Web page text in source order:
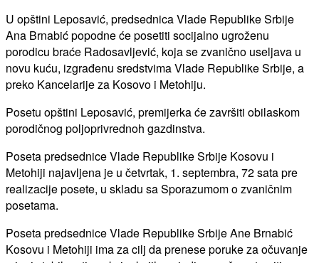
U opštini Leposavić, predsednica Vlade Republike Srbije
Ana Brnabić popodne će posetiti socijalno ugroženu
porodicu braće Radosavljević, koja se zvanično useljava u
novu kuću, izgrađenu sredstvima Vlade Republike Srbije, a
preko Kancelarije za Kosovo i Metohiju.
Posetu opštini Leposavić, premijerka će završiti obilaskom
porodičnog poljoprivrednoh gazdinstva.
Poseta predsednice Vlade Republike Srbije Kosovu i
Metohiji najavljena je u četvrtak, 1. septembra, 72 sata pre
realizacije posete, u skladu sa Sporazumom o zvaničnim
posetama.
Poseta predsednice Vlade Republike Srbije Ane Brnabić
Kosovu i Metohiji ima za cilj da prenese poruke za očuvanje